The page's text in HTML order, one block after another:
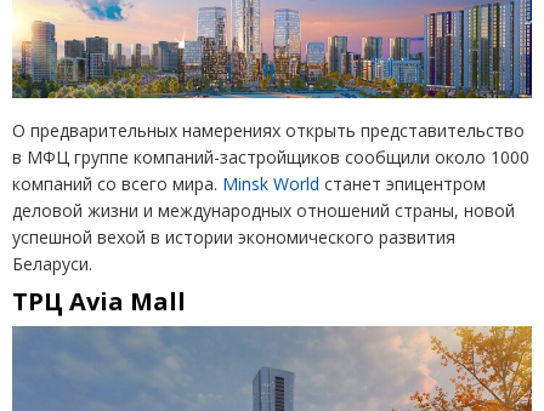
О предварительных намерениях открыть представительство
в МФЦ группе компаний-застройщиков сообщили около 1000
компаний со всего мира. Minsk World станет эпицентром
деловой жизни и международных отношений страны, новой
успешной вехой в истории экономического развития
Беларуси.
ТРЦ Avia Mall